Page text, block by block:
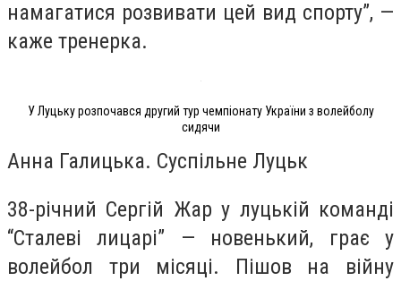
намагатися розвивати цей вид спорту”, —
каже тренерка.
У Луцьку розпочався другий тур чемпіонату України з волейболу
сидячи
Анна Галицька. Суспільне Луцьк
38-річний Сергій Жар у луцькій команді
“Сталеві лицарі” — новенький, грає у
волейбол три місяці. Пішов на війну